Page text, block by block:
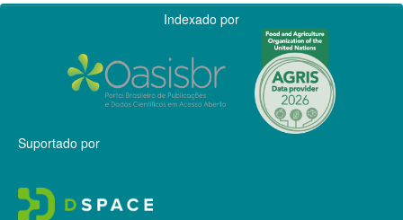
Indexado por
Suportado por